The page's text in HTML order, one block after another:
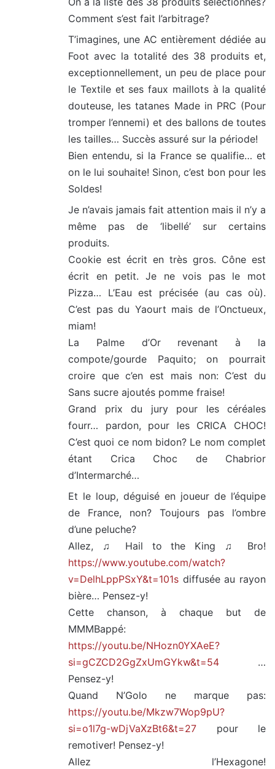
Comment s’est fait l’arbitrage?
T’imagines, une AC entièrement dédiée au
Foot avec la totalité des 38 produits et,
exceptionnellement, un peu de place pour
le Textile et ses faux maillots à la qualité
douteuse, les tatanes Made in PRC (Pour
tromper l’ennemi) et des ballons de toutes
les tailles… Succès assuré sur la période!
Bien entendu, si la France se qualifie… et
on le lui souhaite! Sinon, c’est bon pour les
Soldes!
Je n’avais jamais fait attention mais il n’y a
même pas de ‘libellé’ sur certains
produits.
Cookie est écrit en très gros. Cône est
écrit en petit. Je ne vois pas le mot
Pizza… L’Eau est précisée (au cas où).
C’est pas du Yaourt mais de l’Onctueux,
miam!
La Palme d’Or revenant à la
compote/gourde Paquito; on pourrait
croire que c’en est mais non: C’est du
Sans sucre ajoutés pomme fraise!
Grand prix du jury pour les céréales
fourr… pardon, pour les CRICA CHOC!
C’est quoi ce nom bidon? Le nom complet
étant Crica Choc de Chabrior
d’Intermarché…
Et le loup, déguisé en joueur de l’équipe
de France, non? Toujours pas l’ombre
d’une peluche?
Allez, ♫ Hail to the King ♫ Bro!
https://www.youtube.com/watch?
v=DelhLppPSxY&t=101s diffusée au rayon
bière… Pensez-y!
Cette chanson, à chaque but de
MMMBappé:
https://youtu.be/NHozn0YXAeE?
si=gCZCD2GgZxUmGYkw&t=54 …
Pensez-y!
Quand N’Golo ne marque pas:
https://youtu.be/Mkzw7Wop9pU?
si=o1l7g-wDjVaXzBt6&t=27 pour le
remotiver! Pensez-y!
Allez l’Hexagone!